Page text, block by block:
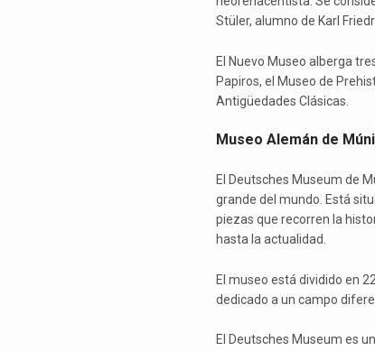
Stüler, alumno de Karl
El Nuevo Museo alberga
Papiros, el Museo de
Antigüedades Clásicas.
Museo Alemán de
El Deutsches Museum de
grande del mundo. Está
piezas que recorren la
hasta la actualidad.
El museo está dividido en
dedicado a un campo
El Deutsches Museum es